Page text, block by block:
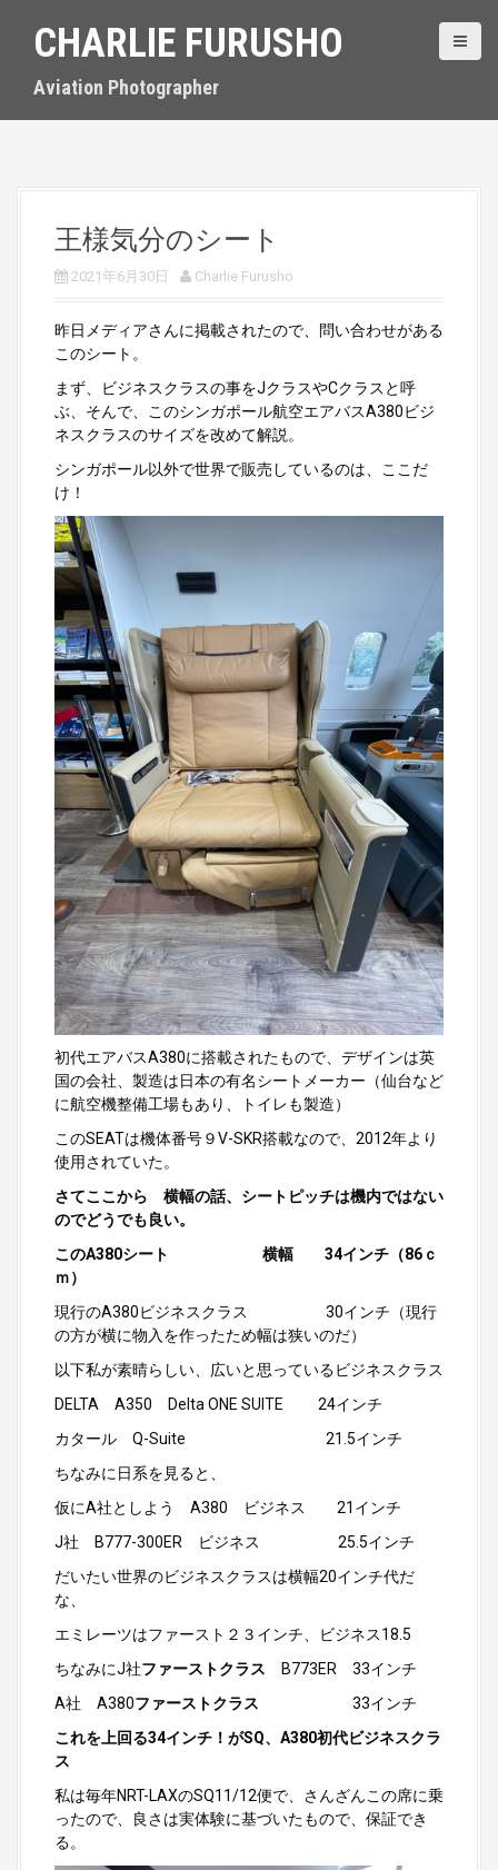
CHARLIE FURUSHO
Aviation Photographer
王様気分のシート
2021年6月30日 Charlie Furusho
昨日メディアさんに掲載されたので、問い合わせがある
このシート。
まず、ビジネスクラスの事をJクラスやCクラスと呼
ぶ、そんで、このシンガポール航空エアバスA380ビジ
ネスクラスのサイズを改めて解説。
シンガポール以外で世界で販売しているのは、ここだ
け！
初代エアバスA380に搭載されたもので、デザインは英
国の会社、製造は日本の有名シートメーカー（仙台など
に航空機整備工場もあり、トイレも製造）
このSEATは機体番号９V-SKR搭載なので、2012年より
使用されていた。
さてここから 横幅の話、シートピッチは機内ではない
のでどうでも良い。
このA380シート 横幅 34インチ（86ｃ
ｍ）
現行のA380ビジネスクラス 30インチ（現行
の方が横に物入を作ったため幅は狭いのだ）
以下私が素晴らしい、広いと思っているビジネスクラス
DELTA A350 Delta ONE SUITE 24インチ
カタール Q-Suite 21.5インチ
ちなみに日系を見ると、
仮にA社としよう A380 ビジネス 21インチ
J社 B777-300ER ビジネス 25.5インチ
だいたい世界のビジネスクラスは横幅20インチ代だ
な、
エミレーツはファースト２３インチ、ビジネス18.5
ちなみにJ社ファーストクラス B773ER 33インチ
A社 A380ファーストクラス 33インチ
これを上回る34インチ！がSQ、A380初代ビジネスクラ
ス
私は毎年NRT-LAXのSQ11/12便で、さんざんこの席に乗
ったので、良さは実体験に基づいたもので、保証でき
る。